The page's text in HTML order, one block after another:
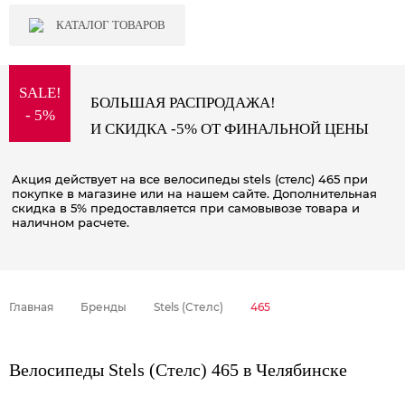
КАТАЛОГ ТОВАРОВ
SALE!
- 5%
БОЛЬШАЯ РАСПРОДАЖА!
И СКИДКА -5% ОТ ФИНАЛЬНОЙ ЦЕНЫ
Акция действует на все велосипеды stels (стелс) 465 при
покупке в магазине или на нашем сайте. Дополнительная
скидка в 5% предоставляется при самовывозе товара и
наличном расчете.
Главная Бренды Stels (Стелс) 465
Велосипеды Stels (Стелс) 465 в Челябинске